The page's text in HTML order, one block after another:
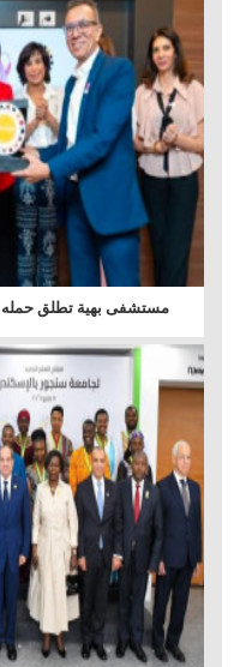
مستشفى بهية تطلق حمله